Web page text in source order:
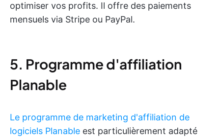
optimiser vos profits. Il offre des paiements
mensuels via Stripe ou PayPal.
5. Programme d'affiliation
Planable
Le programme de marketing d'affiliation de
logiciels Planable est particulièrement adapté